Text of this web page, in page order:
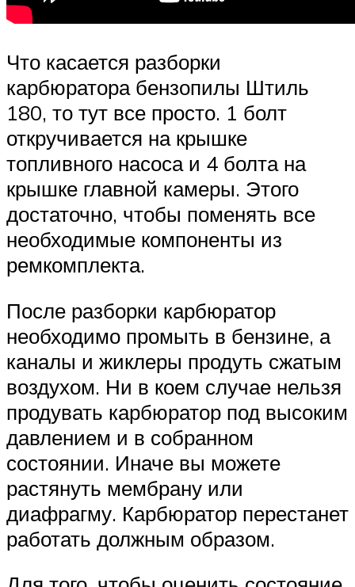
Что касается разборки
карбюратора бензопилы Штиль
180, то тут все просто. 1 болт
откручивается на крышке
топливного насоса и 4 болта на
крышке главной камеры. Этого
достаточно, чтобы поменять все
необходимые компоненты из
ремкомплекта.
После разборки карбюратор
необходимо промыть в бензине, а
каналы и жиклеры продуть сжатым
воздухом. Ни в коем случае нельзя
продувать карбюратор под высоким
давлением и в собранном
состоянии. Иначе вы можете
растянуть мембрану или
диафрагму. Карбюратор перестанет
работать должным образом.